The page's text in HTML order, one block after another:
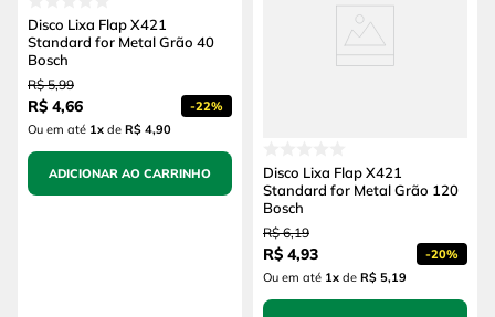
Disco Lixa Flap X421
Standard for Metal Grão 40
Bosch
R$ 5,99
R$ 4,66 -22%
Ou em até 1x de R$ 4,90
ADICIONAR AO CARRINHO
Disco Lixa Flap X421
Standard for Metal Grão 120
Bosch
R$ 6,19
R$ 4,93 -20%
Ou em até 1x de R$ 5,19